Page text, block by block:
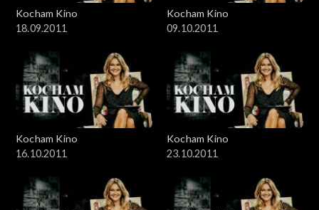
Kocham Kino
18.09.2011
Kocham Kino
09.10.2011
Kocham Kino
16.10.2011
Kocham Kino
23.10.2011